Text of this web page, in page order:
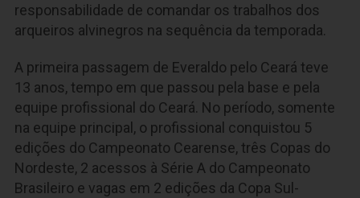
responsabilidade de comandar os trabalhos dos
arqueiros alvinegros na sequência da temporada.
A primeira passagem de Everaldo pelo Ceará teve
13 anos, tempo em que passou pela base e pela
equipe profissional do Ceará. No período, somente
na equipe principal, o profissional conquistou 5
edições do Campeonato Cearense, três Copas do
Nordeste, 2 acessos à Série A do Campeonato
Brasileiro e vagas em 2 edições da Copa Sul-